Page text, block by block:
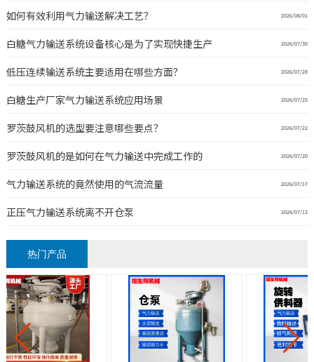
如何有效利用气力输送解决工艺？ 2026/08/01
白糖气力输送系统设备核心是为了实现快捷生产 2026/07/30
低压连续输送系统主要适用在哪些方面？ 2026/07/28
白糖生产厂家气力输送系统应用场景 2026/07/25
罗茨鼓风机的选型要注意哪些要点？ 2026/07/22
罗茨鼓风机的是如何在气力输送中完成工作的 2026/07/20
气力输送系统的竟然使用的气流流量 2026/07/17
正压气力输送系统离不开仓泵 2026/07/13
热门产品